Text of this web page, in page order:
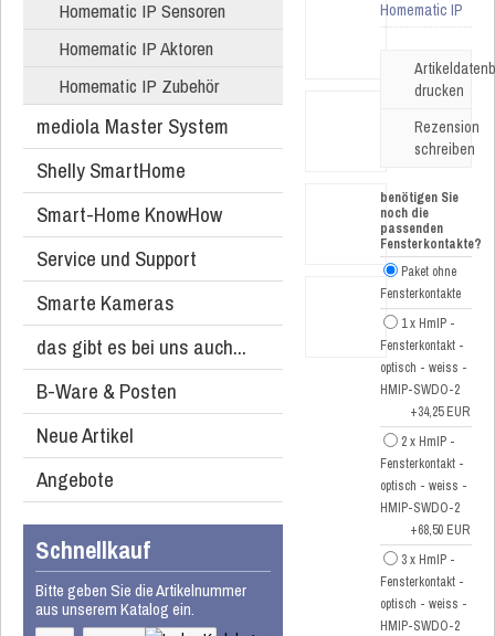
Homematic IP Sensoren
Homematic IP Aktoren
Homematic IP Zubehör
mediola Master System
Shelly SmartHome
Smart-Home KnowHow
Service und Support
Smarte Kameras
das gibt es bei uns auch...
B-Ware & Posten
Neue Artikel
Angebote
Schnellkauf
Bitte geben Sie die Artikelnummer
aus unserem Katalog ein.
Homematic IP
drucken
Rezension
schreiben
benötigen Sie
noch die
passenden
Fensterkontakte?
Paket ohne
Fensterkontakte
1 x HmIP -
Fensterkontakt -
optisch - weiss -
HMIP-SWDO-2
+34,25 EUR
2 x HmIP -
Fensterkontakt -
optisch - weiss -
HMIP-SWDO-2
+68,50 EUR
3 x HmIP -
Fensterkontakt -
optisch - weiss -
HMIP-SWDO-2